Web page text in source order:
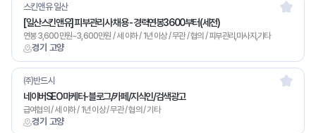
경기 고양
스킨앤유 일산
[일산스킨앤유] 피부관리사 채용 - 경력연봉3600부터(세전)
연봉 3,600만원~3,600만원 / 세 이하 / 1년 이상 / 무관 / 협의 / 피부관리,마사지,기타
경기 고양
㈜반드시
네이버SEO마케터-블로그/카페/지식인/검색광고
급여협의 / 세 이하 / 1년 이상 / 무관 / 협의 / 기타